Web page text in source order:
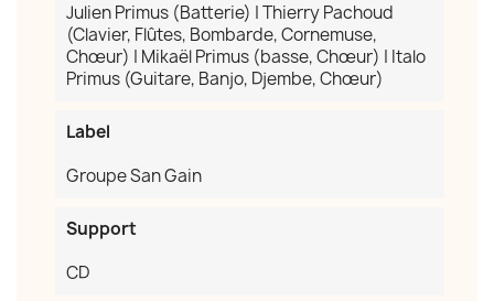
Julien Primus (Batterie) | Thierry Pachoud
(Clavier, Flûtes, Bombarde, Cornemuse,
Chœur) | Mikaël Primus (basse, Chœur) | Italo
Primus (Guitare, Banjo, Djembe, Chœur)
Label
Groupe San Gain
Support
CD
Créer une liste d'envies